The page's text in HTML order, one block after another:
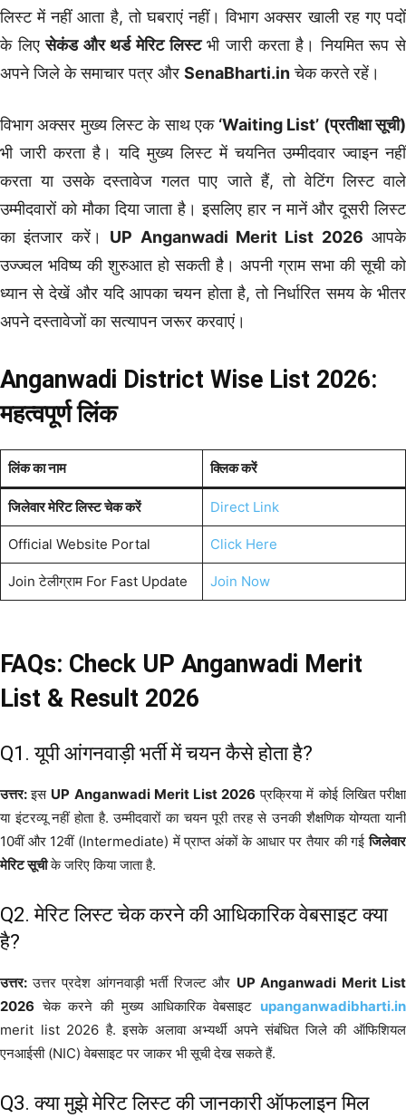
लिस्ट में नहीं आता है, तो घबराएं नहीं। विभाग अक्सर खाली रह गए पदों
के लिएसेकंड और थर्ड मेरिट लिस्टभी जारी करता है। नियमित रूप से
अपने जिले के समाचार पत्र और SenaBharti.inचेक करते रहें।
विभाग अक्सर मुख्य लिस्ट के साथ एक ‘Waiting List’ (प्रतीक्षा सूची)
भी जारी करता है। यदि मुख्य लिस्ट में चयनित उम्मीदवार ज्वाइन नहीं
करता या उसके दस्तावेज गलत पाए जाते हैं, तो वेटिंग लिस्ट वाले
उम्मीदवारों को मौका दिया जाता है। इसलिए हार न मानें और दूसरी लिस्ट
का इंतजार करें। UP Anganwadi Merit List 2026 आपके
उज्ज्वल भविष्य की शुरुआत हो सकती है। अपनी ग्राम सभा की सूची को
ध्यान से देखें और यदि आपका चयन होता है, तो निर्धारित समय के भीतर
अपने दस्तावेजों का सत्यापन जरूर करवाएं।
Anganwadi District Wise List 2026:
महत्वपूर्ण लिंक
लिंक का नाम क्लिक करें
जिलेवार मेरिट लिस्ट चेक करें Direct Link
Official Website Portal Click Here
Join टेलीग्राम For Fast Update Join Now
FAQs: Check UP Anganwadi Merit
List & Result 2026
Q1. यूपी आंगनवाड़ी भर्ती में चयन कैसे होता है?
उत्तर:इस UP Anganwadi Merit List 2026 प्रक्रिया में कोई लिखित परीक्षा
या इंटरव्यू नहीं होता है. उम्मीदवारों का चयन पूरी तरह से उनकी शैक्षणिक योग्यता यानी
10वीं और 12वीं (Intermediate) में प्राप्त अंकों के आधार पर तैयार की गईजिलेवार
मेरिट सूचीके जरिए किया जाता है.
Q2. मेरिट लिस्ट चेक करने की आधिकारिक वेबसाइट क्या
है?
उत्तर:उत्तर प्रदेश आंगनवाड़ी भर्ती रिजल्ट और UP Anganwadi Merit List
2026 चेक करने की मुख्य आधिकारिक वेबसाइट upanganwadibharti.in
merit list 2026 है. इसके अलावा अभ्यर्थी अपने संबंधित जिले की ऑफिशियल
एनआईसी (NIC) वेबसाइट पर जाकर भी सूची देख सकते हैं.
Q3. क्या मुझे मेरिट लिस्ट की जानकारी ऑफलाइन मिल